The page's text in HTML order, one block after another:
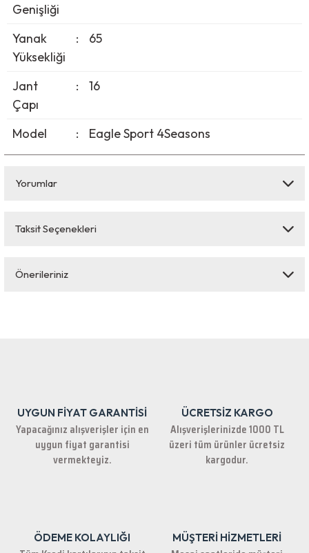
Genişliği
Yanak
Yüksekliği
: 65
Jant
Çapı
: 16
Model : Eagle Sport 4Seasons
Yorumlar
Bu ürüne ilk yorumu siz yapın!
Taksit Seçenekleri
Önerileriniz
Ürün bilgilerinde hatalar bulunuyor.
Ürün fiyatı diğer sitelerden daha pahalı.
Bu ürüne benzer farklı alternatifler olmalı.
UYGUN FİYAT GARANTİSİ
Yapacağınız alışverişler için en
uygun fiyat garantisi
vermekteyiz.
ÜCRETSİZ KARGO
Alışverişlerinizde 1000 TL
üzeri tüm ürünler ücretsiz
kargodur.
ÖDEME KOLAYLIĞI MÜŞTERİ HİZMETLERİ